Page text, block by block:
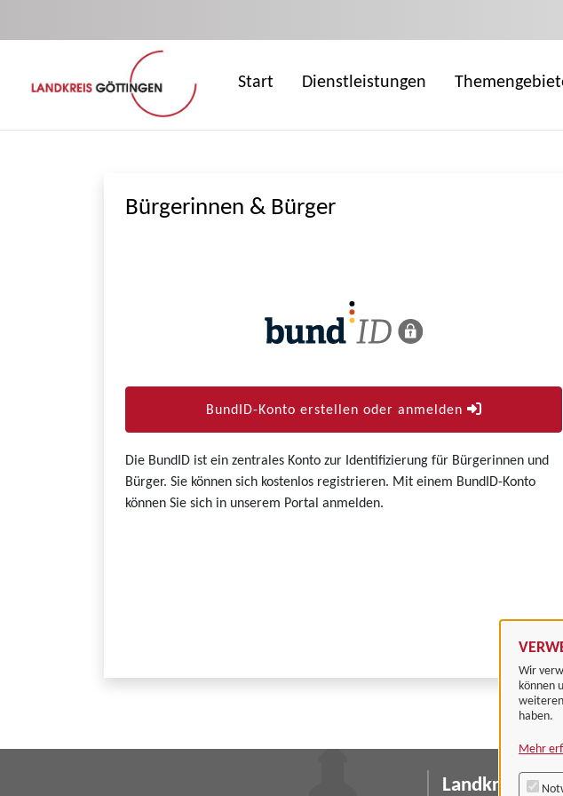
Wir
können
haben.
Mehr
Start Dienstleistungen
Bürgerinnen & Bürger
BundID-Konto erstellen oder anmelden
Die BundID ist ein zentrales Konto zur Identifizierung für Bürgerinnen und
Bürger. Sie können sich kostenlos registrieren. Mit einem BundID-Konto
können Sie sich in unserem Portal anmelden.
Landkreis